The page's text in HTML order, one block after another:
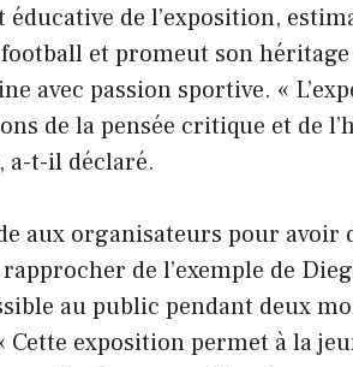
de l’exposition,
et promeut son héritage
avec passion sportive. «
de la pensée critique et de
a-t-il déclaré.
aux organisateurs pour avoir
de l’exemple de
au public pendant deux
exposition permet à la